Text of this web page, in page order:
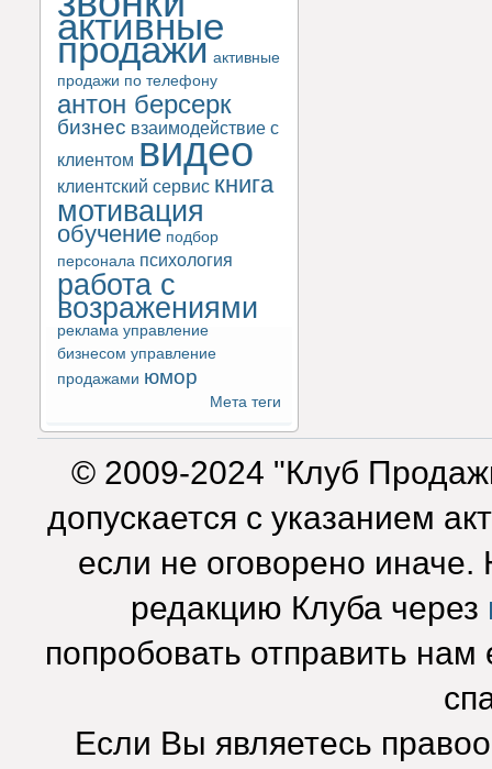
активные
продажи активные
продажи по телефону
антон берсерк
бизнес взаимодействие с
клиентом видео
клиентский сервис книга
мотивация
обучение подбор
персонала психология
работа с
возражениями
реклама управление
бизнесом управление
продажами юмор
Мета теги
© 2009-2024 "Клуб
допускается с указанием
если не оговорено
редакцию Клуба через
попробовать отправить нам
Если Вы являетесь